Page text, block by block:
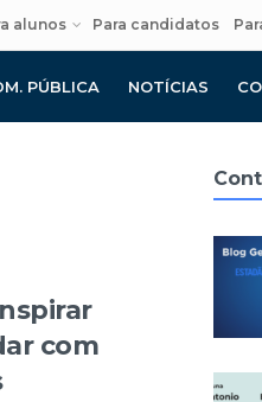
alunos Para candidatos
PÚBLICA NOTÍCIAS
com